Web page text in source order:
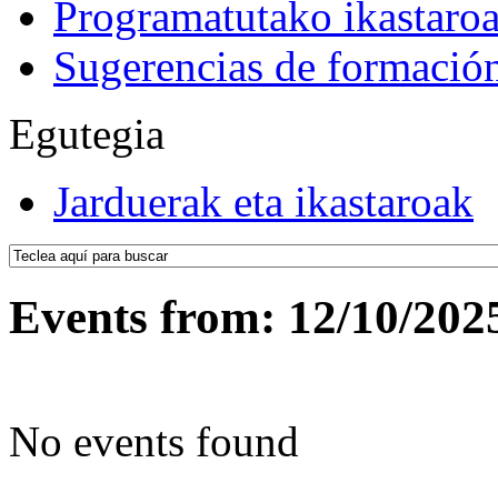
Programatutako
Sugerencias de
Egutegia
Jarduerak eta ikastaroak
Events from: 12/10/
No events found